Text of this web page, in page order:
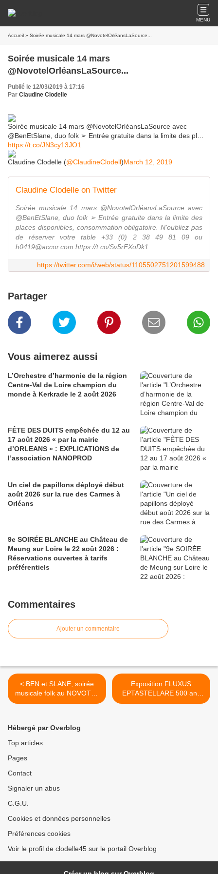
MENU
Accueil » Soirée musicale 14 mars @NovotelOrléansLaSource...
Soirée musicale 14 mars
@NovotelOrléansLaSource...
Publié le 12/03/2019 à 17:16
Par Claudine Clodelle
Soirée musicale 14 mars @NovotelOrléansLaSource avec
@BenEtSlane, duo folk ➢ Entrée gratuite dans la limite des pl…
https://t.co/JN3cy13JO1
Claudine Clodelle (@ClaudineClodell)March 12, 2019
Claudine Clodelle on Twitter
Soirée musicale 14 mars @NovotelOrléansLaSource avec
@BenEtSlane, duo folk ➢ Entrée gratuite dans la limite des
places disponibles, consommation obligatoire. N'oubliez pas
de réserver votre table +33 (0) 2 38 49 81 09 ou
h0419@accor.com https://t.co/Sv5rFXoDk1
https://twitter.com/i/web/status/1105502751201599488
Partager
Vous aimerez aussi
L’Orchestre d’harmonie de la région
Centre-Val de Loire champion du
monde à Kerkrade le 2 août 2026
FÊTE DES DUITS empêchée du 12 au
17 août 2026 « par la mairie
d’ORLEANS » : EXPLICATIONS de
l’association NANOPROD
Un ciel de papillons déployé début
août 2026 sur la rue des Carmes à
Orléans
9e SOIRÉE BLANCHE au Château de
Meung sur Loire le 22 août 2026 :
Réservations ouvertes à tarifs
préférentiels
Commentaires
Ajouter un commentaire
< BEN et SLANE, soirée
musicale folk au NOVOTEL
ORLÉANS LA SOURCE le
Exposition FLUXUS
EPTASTELLARE 500 ans
de Renaissance(s) -
Hébergé par Overblog
Top articles
Pages
Contact
Signaler un abus
C.G.U.
Cookies et données personnelles
Préférences cookies
Voir le profil de clodelle45 sur le portail Overblog